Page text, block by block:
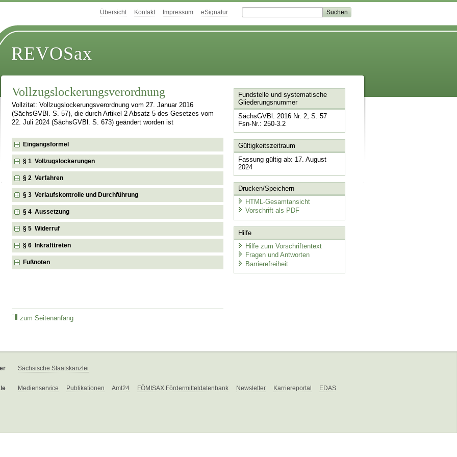
Übersicht Kontakt Impressum eSignatur
REVOSax
Vollzugslockerungsverordnung
Vollzitat: Vollzugslockerungsverordnung vom 27. Januar 2016
(SächsGVBl. S. 57), die durch Artikel 2 Absatz 5 des Gesetzes vom
22. Juli 2024 (SächsGVBl. S. 673) geändert worden ist
Eingangsformel
§ 1 Vollzugslockerungen
§ 2 Verfahren
§ 3 Verlaufskontrolle und Durchführung
§ 4 Aussetzung
§ 5 Widerruf
§ 6 Inkrafttreten
Fußnoten
zum Seitenanfang
Fundstelle und systematische
Gliederungsnummer
SächsGVBl. 2016 Nr. 2, S. 57
Fsn-Nr.: 250-3.2
Gültigkeitszeitraum
Fassung gültig ab: 17. August
2024
Drucken/Speichern
HTML-Gesamtansicht
Vorschrift als PDF
Hilfe
Hilfe zum Vorschriftentext
Fragen und Antworten
Barrierefreiheit
Sächsische Staatskanzlei
Medienservice Publikationen Amt24 FÖMISAX Fördermitteldatenbank Newsletter Karriereportal EDAS